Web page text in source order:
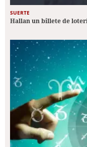
SUERTE
Hallan un billete de